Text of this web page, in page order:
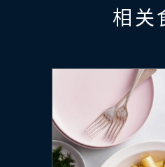
相关